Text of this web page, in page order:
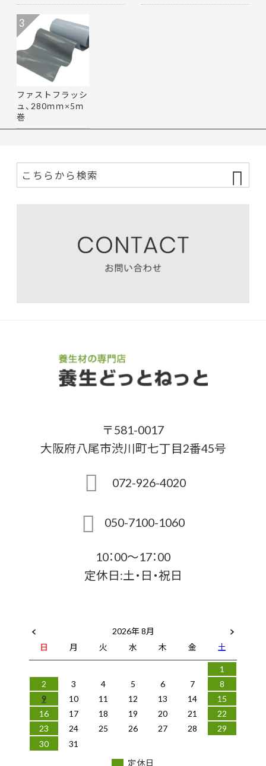
ファストフラッシ
ュ、280ｍｍ×5ｍ
巻
3
〒581-0017
大阪府八尾市渋川町七丁目2番45号
072-926-4020
050-7100-1060
10：00～17：00
定休日:土・日・祝日
2026年 8月
日
月 火 水 木 金
土
1
2
3 4 5 6 7
8
9
10 11 12 13 14
15
16
17 18 19 20 21
22
23
24 25 26 27 28
29
30
31
定休日